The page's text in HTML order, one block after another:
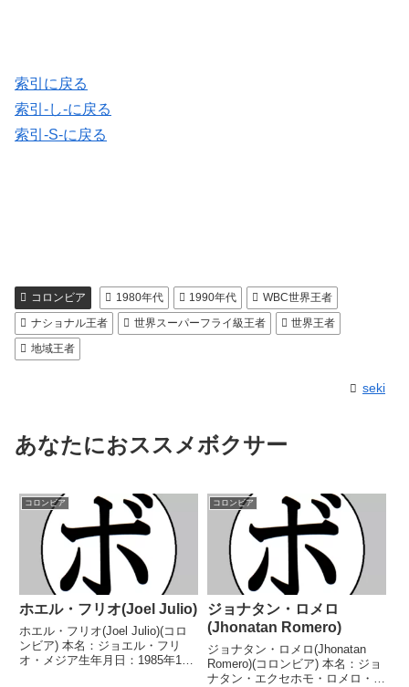
索引に戻る
索引-し-に戻る
索引-S-に戻る
コロンビア 1980年代 1990年代
WBC世界王者
ナショナル王者
世界スーパーフライ級王者
世界王者
地域王者
seki
あなたにおススメボクサー
コロンビア
ホエル・フリオ(Joel Julio)
ホエル・フリオ(Joel Julio)(コロ
ンビア) 本名：ジョエル・フリ
オ・メジア生年月日：1985年1月
コロンビア
ジョナタン・ロメロ
(Jhonatan Romero)
ジョナタン・ロメロ(Jhonatan
Romero)(コロンビア) 本名：ジョ
ナタン・エクセホモ・ロメロ・プ